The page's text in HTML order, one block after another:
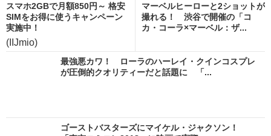
スマホ2GBで月額850円～ 格安
SIMをお得に使うキャンペーン
実施中！
(IIJmio)
マーベルヒーローと2ショットが
撮れる！ 渋谷で開催の「コ
カ・コーラ×マーベル：ザ...
最強悪カワ！ ローラのハーレイ・クインコスプレ
が圧倒的クオリティーだと話題に 「...
ゴーストバスターズにマイケル・ジャクソン！